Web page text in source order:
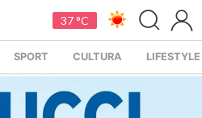
37 °C
SPORT CULTURA LIFESTYLE